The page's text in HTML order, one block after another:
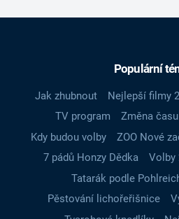
Populární
Jak zhubnout Nejlepší filmy
TV program
Změna času
Kdy budou volby
ZOO Nové
7 pádů Honzy Dědka
Volby
Tatarák podle
Pěstování lichořeřišnice